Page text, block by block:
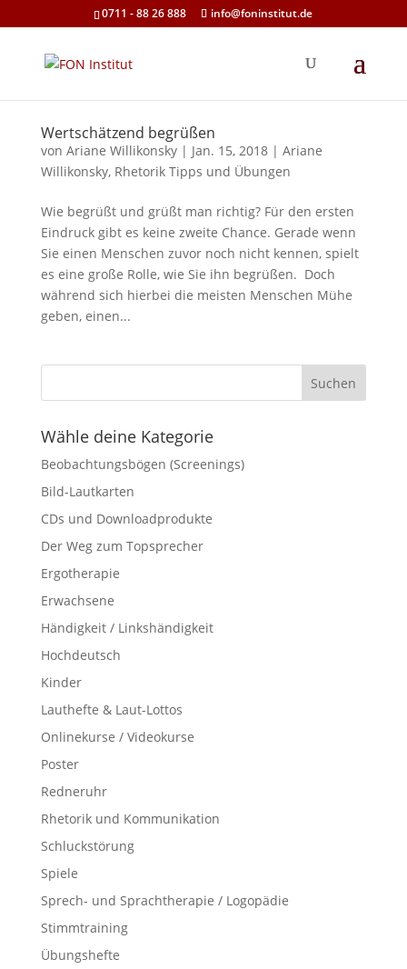
0711 - 88 26 888 info@foninstitut.de
Wertschätzend begrüßen
von Ariane Willikonsky| Jan. 15, 2018| Ariane
Willikonsky, Rhetorik Tipps und Übungen
Wie begrüßt und grüßt man richtig? Für den ersten
Eindruck gibt es keine zweite Chance. Gerade wenn
Sie einen Menschen zuvor noch nicht kennen, spielt
es eine große Rolle, wie Sie ihn begrüßen. Doch
während sich hierbei die meisten Menschen Mühe
geben, einen...
Wähle deine Kategorie
Beobachtungsbögen (Screenings)
Bild-Lautkarten
CDs und Downloadprodukte
Der Weg zum Topsprecher
Ergotherapie
Erwachsene
Händigkeit / Linkshändigkeit
Hochdeutsch
Kinder
Lauthefte & Laut-Lottos
Onlinekurse / Videokurse
Poster
Redneruhr
Rhetorik und Kommunikation
Schluckstörung
Spiele
Sprech- und Sprachtherapie / Logopädie
Stimmtraining
Übungshefte